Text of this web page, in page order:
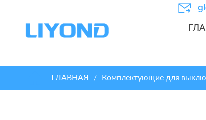
ГЛАВНАЯ / Комплектующие для